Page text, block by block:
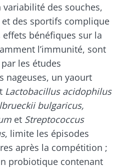
variabilité des souches,
des sportifs complique
effets bénéfiques sur la
l’immunité, sont
les études
nageuses, un yaourt
Lactobacillus acidophilus
bulgaricus,
et Streptococcus
, limite les épisodes
après la compétition ;
probiotique contenant
d'être redirigé et de
du microbiote et
"The Essential"
des dernières
afin de recevoir
de Biocodex
CGUet lapolitique de
du Biocodex